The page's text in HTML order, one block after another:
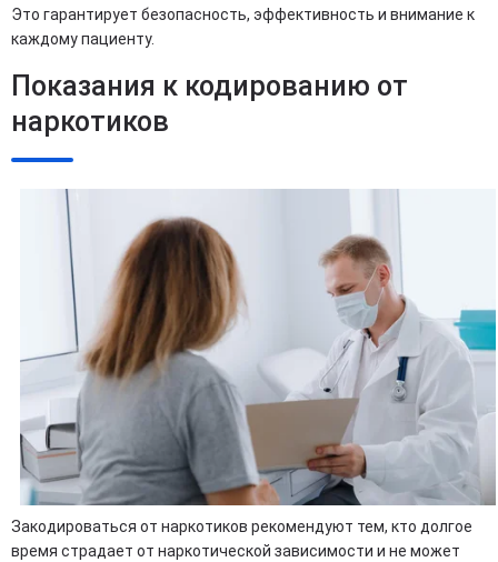
Это гарантирует безопасность, эффективность и внимание к
каждому пациенту.
Показания к кодированию от
наркотиков
Закодироваться от наркотиков рекомендуют тем, кто долгое
время страдает от наркотической зависимости и не может